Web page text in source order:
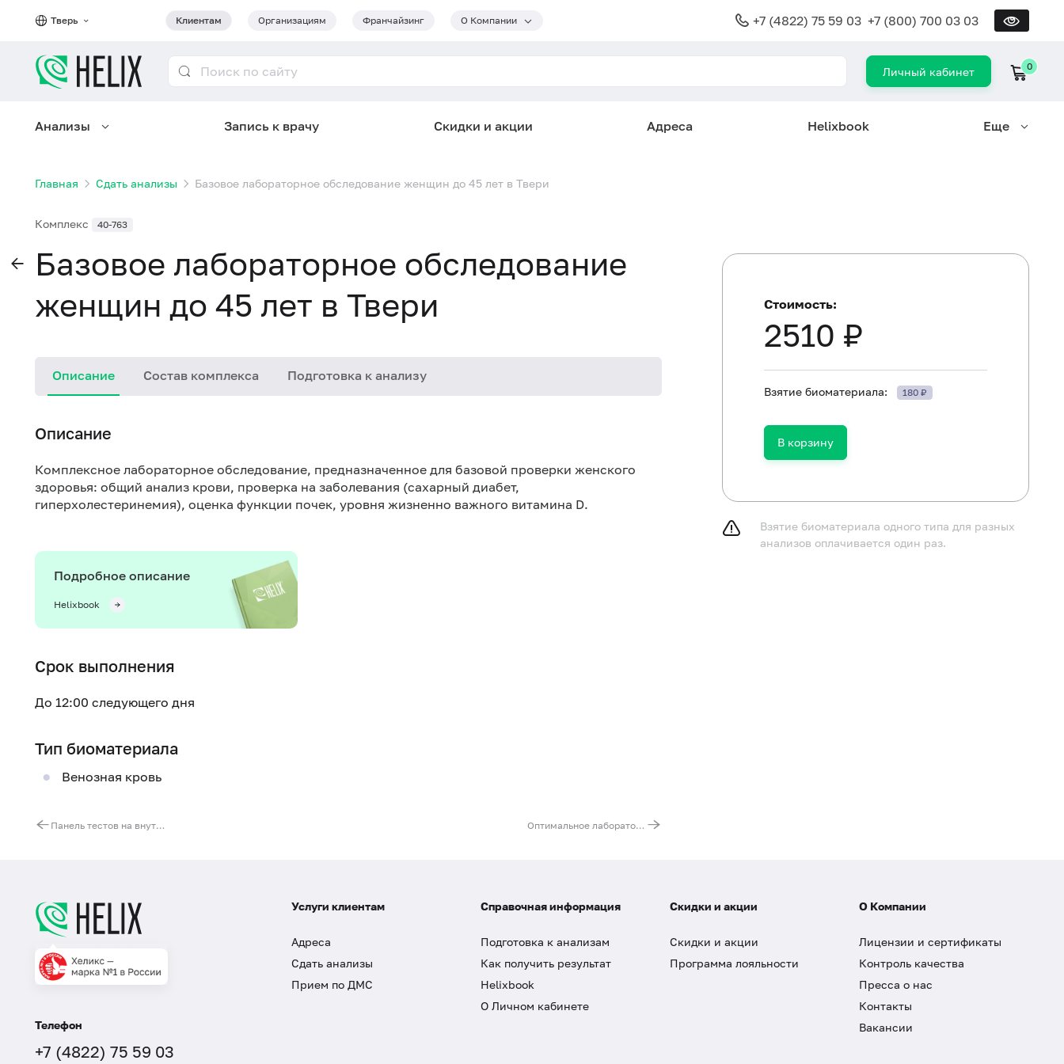
Тверь Клиентам Организациям Франчайзинг О Компании +7 (4822) 75 59 03 +7 (800) 700 03 03
Личный кабинет 0
Анализы Запись к врачу Скидки и акции Адреса Helixbook Еще
Главная Сдать анализы Базовое лабораторное обследование женщин до 45 лет в Твери
Комплекс 40-763
Базовое лабораторное обследование
женщин до 45 лет в Твери
Описание Состав комплекса Подготовка к анализу
Описание
Комплексное лабораторное обследование, предназначенное для базовой проверки женского
здоровья: общий анализ крови, проверка на заболевания (сахарный диабет,
гиперхолестеринемия), оценка функции почек, уровня жизненно важного витамина D.
Подробное описание
Helixbook
Срок выполнения
До 12:00 следующего дня
Тип биоматериала
Венозная кровь
Панель тестов на внутриутробные инфекции (TORCH), определение авидности антител Оптимальное лабораторное обследование женщин до 45 лет
Клинический анализ крови: общий анализ, лейкоцитарная
крови при выявлении патологических изменений)
Креатинин в сыворотке (с определением СКФ)
Холестерол общий
Витамин D, 25-гидрокси (кальциферол)
Стоимость:
2510 ₽
Взятие биоматериала: 180 ₽
В корзину
Взятие биоматериала одного типа для разных
анализов оплачивается один раз.
Телефон
+7 (4822) 75 59 03
Услуги клиентам
Адреса
Сдать анализы
Прием по ДМС
Справочная информация
Подготовка к анализам
Как получить результат
Helixbook
О Личном кабинете
Скидки и акции
Скидки и акции
Программа лояльности
О Компании
Лицензии и сертификаты
Контроль качества
Пресса о нас
Контакты
Вакансии